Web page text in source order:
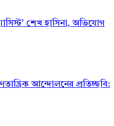
শেখ হাসিনা, অভিযোগ
আন্দোলনের প্রতিচ্ছবি: